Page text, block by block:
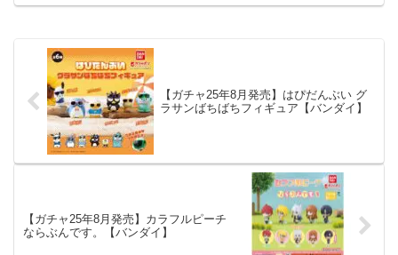
【ガチャ25年8月発売】はぴだんぶい グ
ラサンばちばちフィギュア【バンダイ】
【ガチャ25年8月発売】カラフルピーチ
ならぶんです。【バンダイ】